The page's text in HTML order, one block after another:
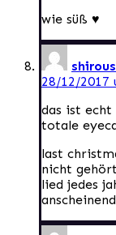
wie süß ♥
28/12/2017
das ist echt
totale
last
nicht
lied jedes